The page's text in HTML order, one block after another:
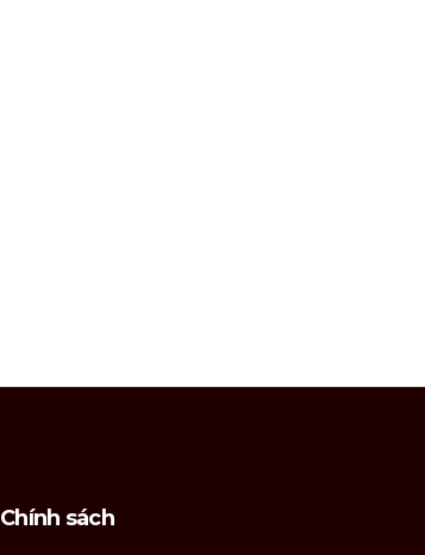
Chính sách